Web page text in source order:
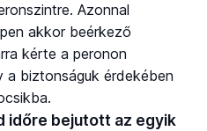
Azonnal
akkor beérkező
kérte a peronon
biztonságuk érdekében
időre bejutott az egyik